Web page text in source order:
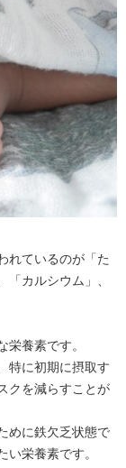
れているのが「た
「カルシウム」、
栄養素です。
特に初期に摂取す
クを減らすことが
めに鉄欠乏状態で
栄養素です。